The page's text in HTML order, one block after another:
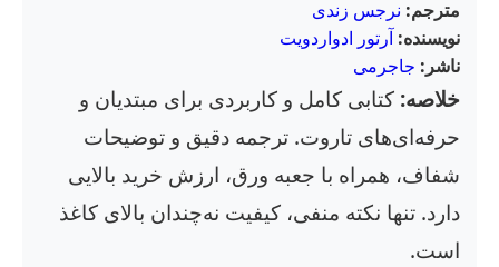
مترجم: نرجس زندی
نویسنده: آرتور ادواردویت
ناشر: جاجرمی
خلاصه: کتابی کامل و کاربردی برای مبتدیان و
حرفه‌ای‌های تاروت. ترجمه دقیق و توضیحات
شفاف، همراه با جعبه ورق، ارزش خرید بالایی
دارد. تنها نکته منفی، کیفیت نه‌چندان بالای کاغذ
است.